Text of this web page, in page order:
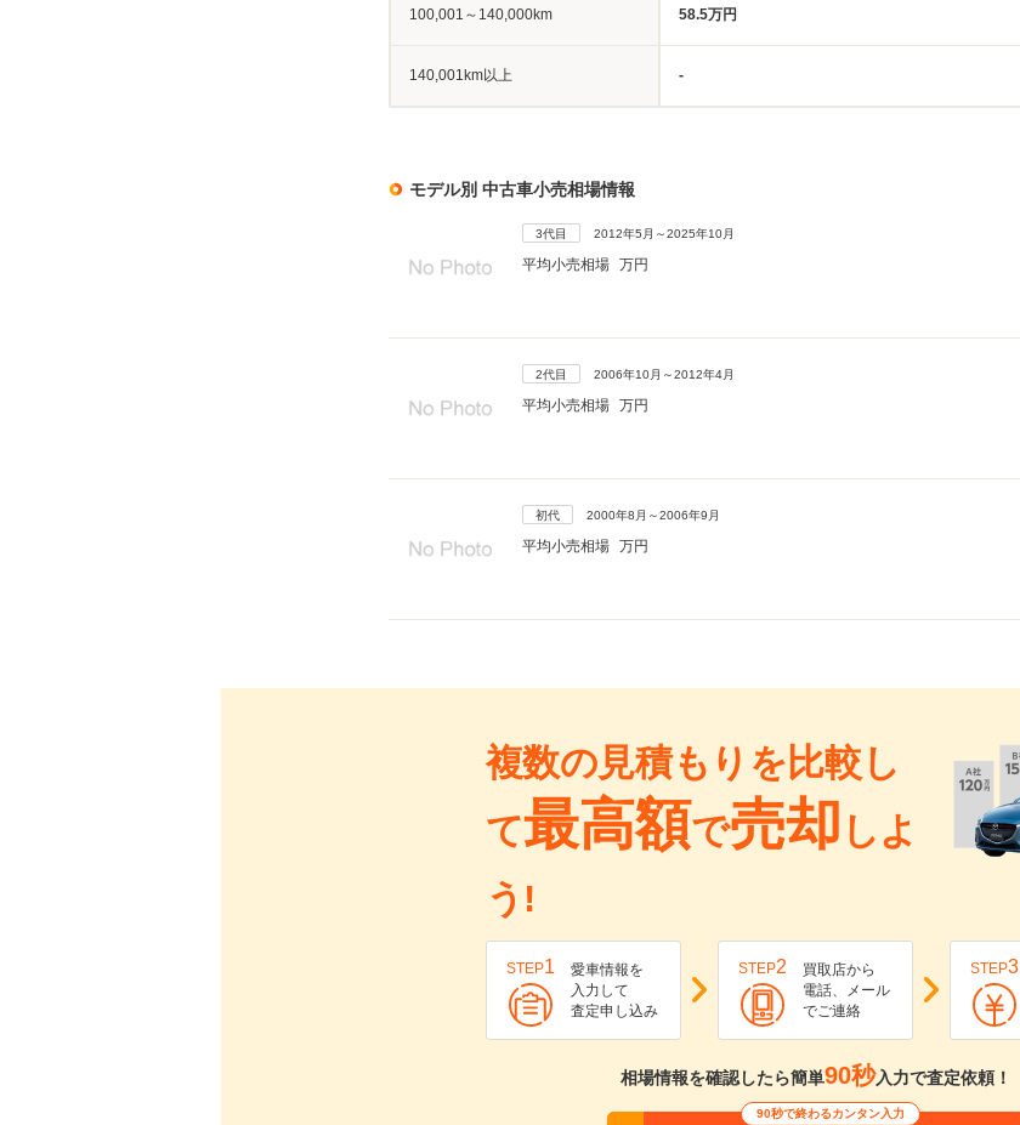
100,001～140,000km 58.5万円
140,001km以上 -
モデル別 中古車小売相場情報
3代目 2012年5月～2025年10月
平均小売相場 万円
2代目 2006年10月～2012年4月
平均小売相場 万円
初代 2000年8月～2006年9月
平均小売相場 万円
複数の見積もりを比較し
て最高額で売却 しよ
う!
STEP1
愛車情報を
入力して
査定申し込み
STEP2
買取店から
電話、メール
でご連絡
STEP3
相場情報を確認したら簡単90秒入力で査定依頼！
90秒で終わるカンタン入力